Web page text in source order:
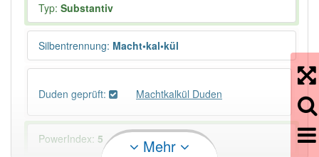
Typ: Substantiv
Silbentrennung: Macht•kal•kül
Duden geprüft: Machtkalkül Duden
PowerIndex: 5 Mehr